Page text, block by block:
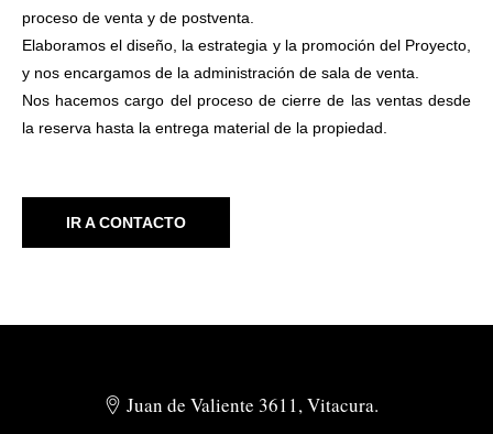
proceso de venta y de postventa.
Elaboramos el diseño, la estrategia y la promoción del Proyecto,
y nos encargamos de la administración de sala de venta.
Nos hacemos cargo del proceso de cierre de las ventas desde
la reserva hasta la entrega material de la propiedad.
IR A CONTACTO
Juan de Valiente 3611, Vitacura.